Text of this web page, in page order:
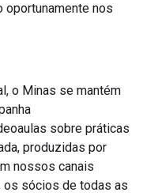
oportunamente nos
o Minas se mantém
sobre práticas
produzidas por
nossos canais
os sócios de todas as